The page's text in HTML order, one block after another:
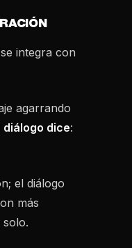
se integra con
agarrando
diálogo dice:
el diálogo
más
solo.